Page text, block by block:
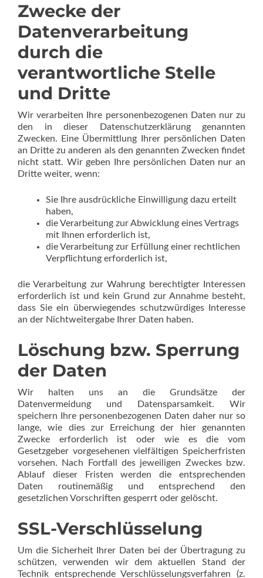
Zwecke der
Datenverarbeitung
durch die
verantwortliche Stelle
und Dritte
Wir verarbeiten Ihre personenbezogenen Daten nur zu
den in dieser Datenschutzerklärung genannten
Zwecken. Eine Übermittlung Ihrer persönlichen Daten
an Dritte zu anderen als den genannten Zwecken findet
nicht statt. Wir geben Ihre persönlichen Daten nur an
Dritte weiter, wenn:
Sie Ihre ausdrückliche Einwilligung dazu erteilt
haben,
die Verarbeitung zur Abwicklung eines Vertrags
mit Ihnen erforderlich ist,
die Verarbeitung zur Erfüllung einer rechtlichen
Verpflichtung erforderlich ist,
die Verarbeitung zur Wahrung berechtigter Interessen
erforderlich ist und kein Grund zur Annahme besteht,
dass Sie ein überwiegendes schutzwürdiges Interesse
an der Nichtweitergabe Ihrer Daten haben.
Löschung bzw. Sperrung
der Daten
Wir halten uns an die Grundsätze der
Datenvermeidung und Datensparsamkeit. Wir
speichern Ihre personenbezogenen Daten daher nur so
lange, wie dies zur Erreichung der hier genannten
Zwecke erforderlich ist oder wie es die vom
Gesetzgeber vorgesehenen vielfältigen Speicherfristen
vorsehen. Nach Fortfall des jeweiligen Zweckes bzw.
Ablauf dieser Fristen werden die entsprechenden
Daten routinemäßig und entsprechend den
gesetzlichen Vorschriften gesperrt oder gelöscht.
SSL-Verschlüsselung
Um die Sicherheit Ihrer Daten bei der Übertragung zu
schützen, verwenden wir dem aktuellen Stand der
Technik entsprechende Verschlüsselungsverfahren (z.